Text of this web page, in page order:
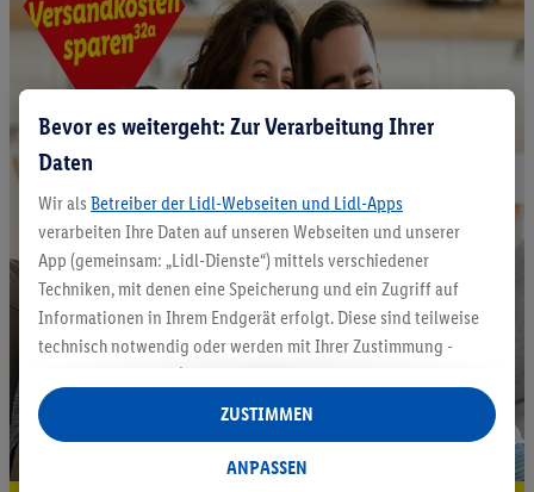
Bevor es weitergeht: Zur Verarbeitung Ihrer
Daten
Wir als Betreiber der Lidl-Webseiten und Lidl-Apps
verarbeiten Ihre Daten auf unseren Webseiten und unserer
App (gemeinsam: „Lidl-Dienste“) mittels verschiedener
Techniken, mit denen eine Speicherung und ein Zugriff auf
Informationen in Ihrem Endgerät erfolgt. Diese sind teilweise
technisch notwendig oder werden mit Ihrer Zustimmung -
auch durch Partner (u.a.
Verantwortliche; im Zusammenhang mit dem IAB TCF
insgesamt
Statistik-Erstellung oder für personalisierte Werbung
ANPASSEN
ZUSTIMMEN